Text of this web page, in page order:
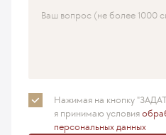
Ваш вопрос (не более 1000
Нажимая на кнопку
я принимаюусловия
персональных данных